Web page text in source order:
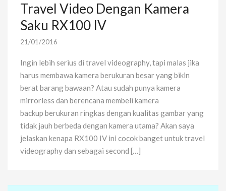
Travel Video Dengan Kamera
Saku RX100 IV
21/01/2016
Ingin lebih serius di travel videography, tapi malas jika
harus membawa kamera berukuran besar yang bikin
berat barang bawaan? Atau sudah punya kamera
mirrorless dan berencana membeli kamera
backup berukuran ringkas dengan kualitas gambar yang
tidak jauh berbeda dengan kamera utama? Akan saya
jelaskan kenapa RX100 IV ini cocok banget untuk travel
videography dan sebagai second […]